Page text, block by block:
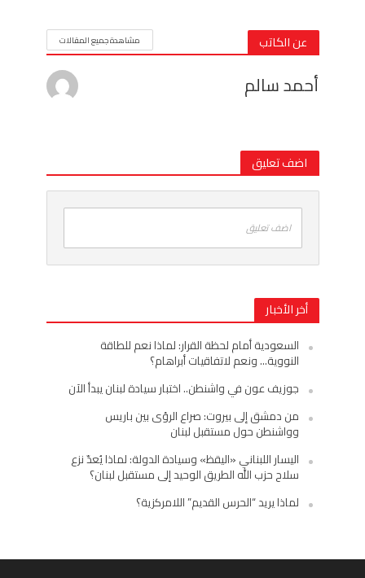
عن الكاتب مشاهدة جميع المقالات
أحمد سالم
اضف تعليق
اضف تعليق
أخر الأخبار
السعودية أمام لحظة القرار: لماذا نعم للطاقة
النووية… ونعم لاتفاقيات أبراهام؟
جوزيف عون في واشنطن.. اختبار سيادة لبنان يبدأ الآن
من دمشق إلى بيروت: صراع الرؤى بين باريس
وواشنطن حول مستقبل لبنان
اليسار اللبناني «اليقظ» وسيادة الدولة: لماذا يُعدّ نزع
سلاح حزب الله الطريق الوحيد إلى مستقبل لبنان؟
لماذا يريد “الحرس القديم” اللامركزية؟